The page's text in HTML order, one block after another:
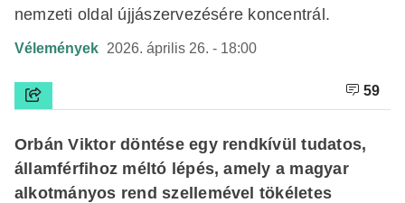
nemzeti oldal újjászervezésére koncentrál.
Vélemények 2026. április 26. - 18:00
59
Orbán Viktor döntése egy rendkívül tudatos,
államférfihoz méltó lépés, amely a magyar
alkotmányos rend szellemével tökéletes